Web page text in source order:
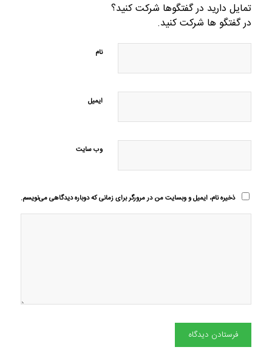
تمایل دارید در گفتگوها شرکت کنید؟
در گفتگو ها شرکت کنید.
نام
ایمیل
وب‌ سایت
ذخیره نام، ایمیل و وبسایت من در مرورگر برای زمانی که دوباره دیدگاهی می‌نویسم.